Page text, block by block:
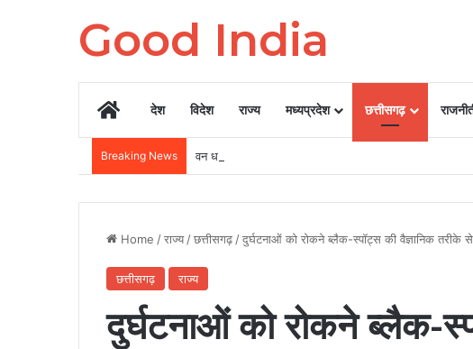
Good India
Homeदेश विदेश राज्य मध्यप्रदेश छत्तीसगढ़
Breaking News वन धन योजना की सफलता: महुआ से मूल्यवर्धित उत्पाद बनाकर
Home /राज्य /छत्तीसगढ़ /दुर्घटनाओं को रोकने ब्लैक-स्पॉट्स की वैज्ञानिक तरीके
छत्तीसगढ़ राज्य
दुर्घटनाओं को रोकने ब्लैक-